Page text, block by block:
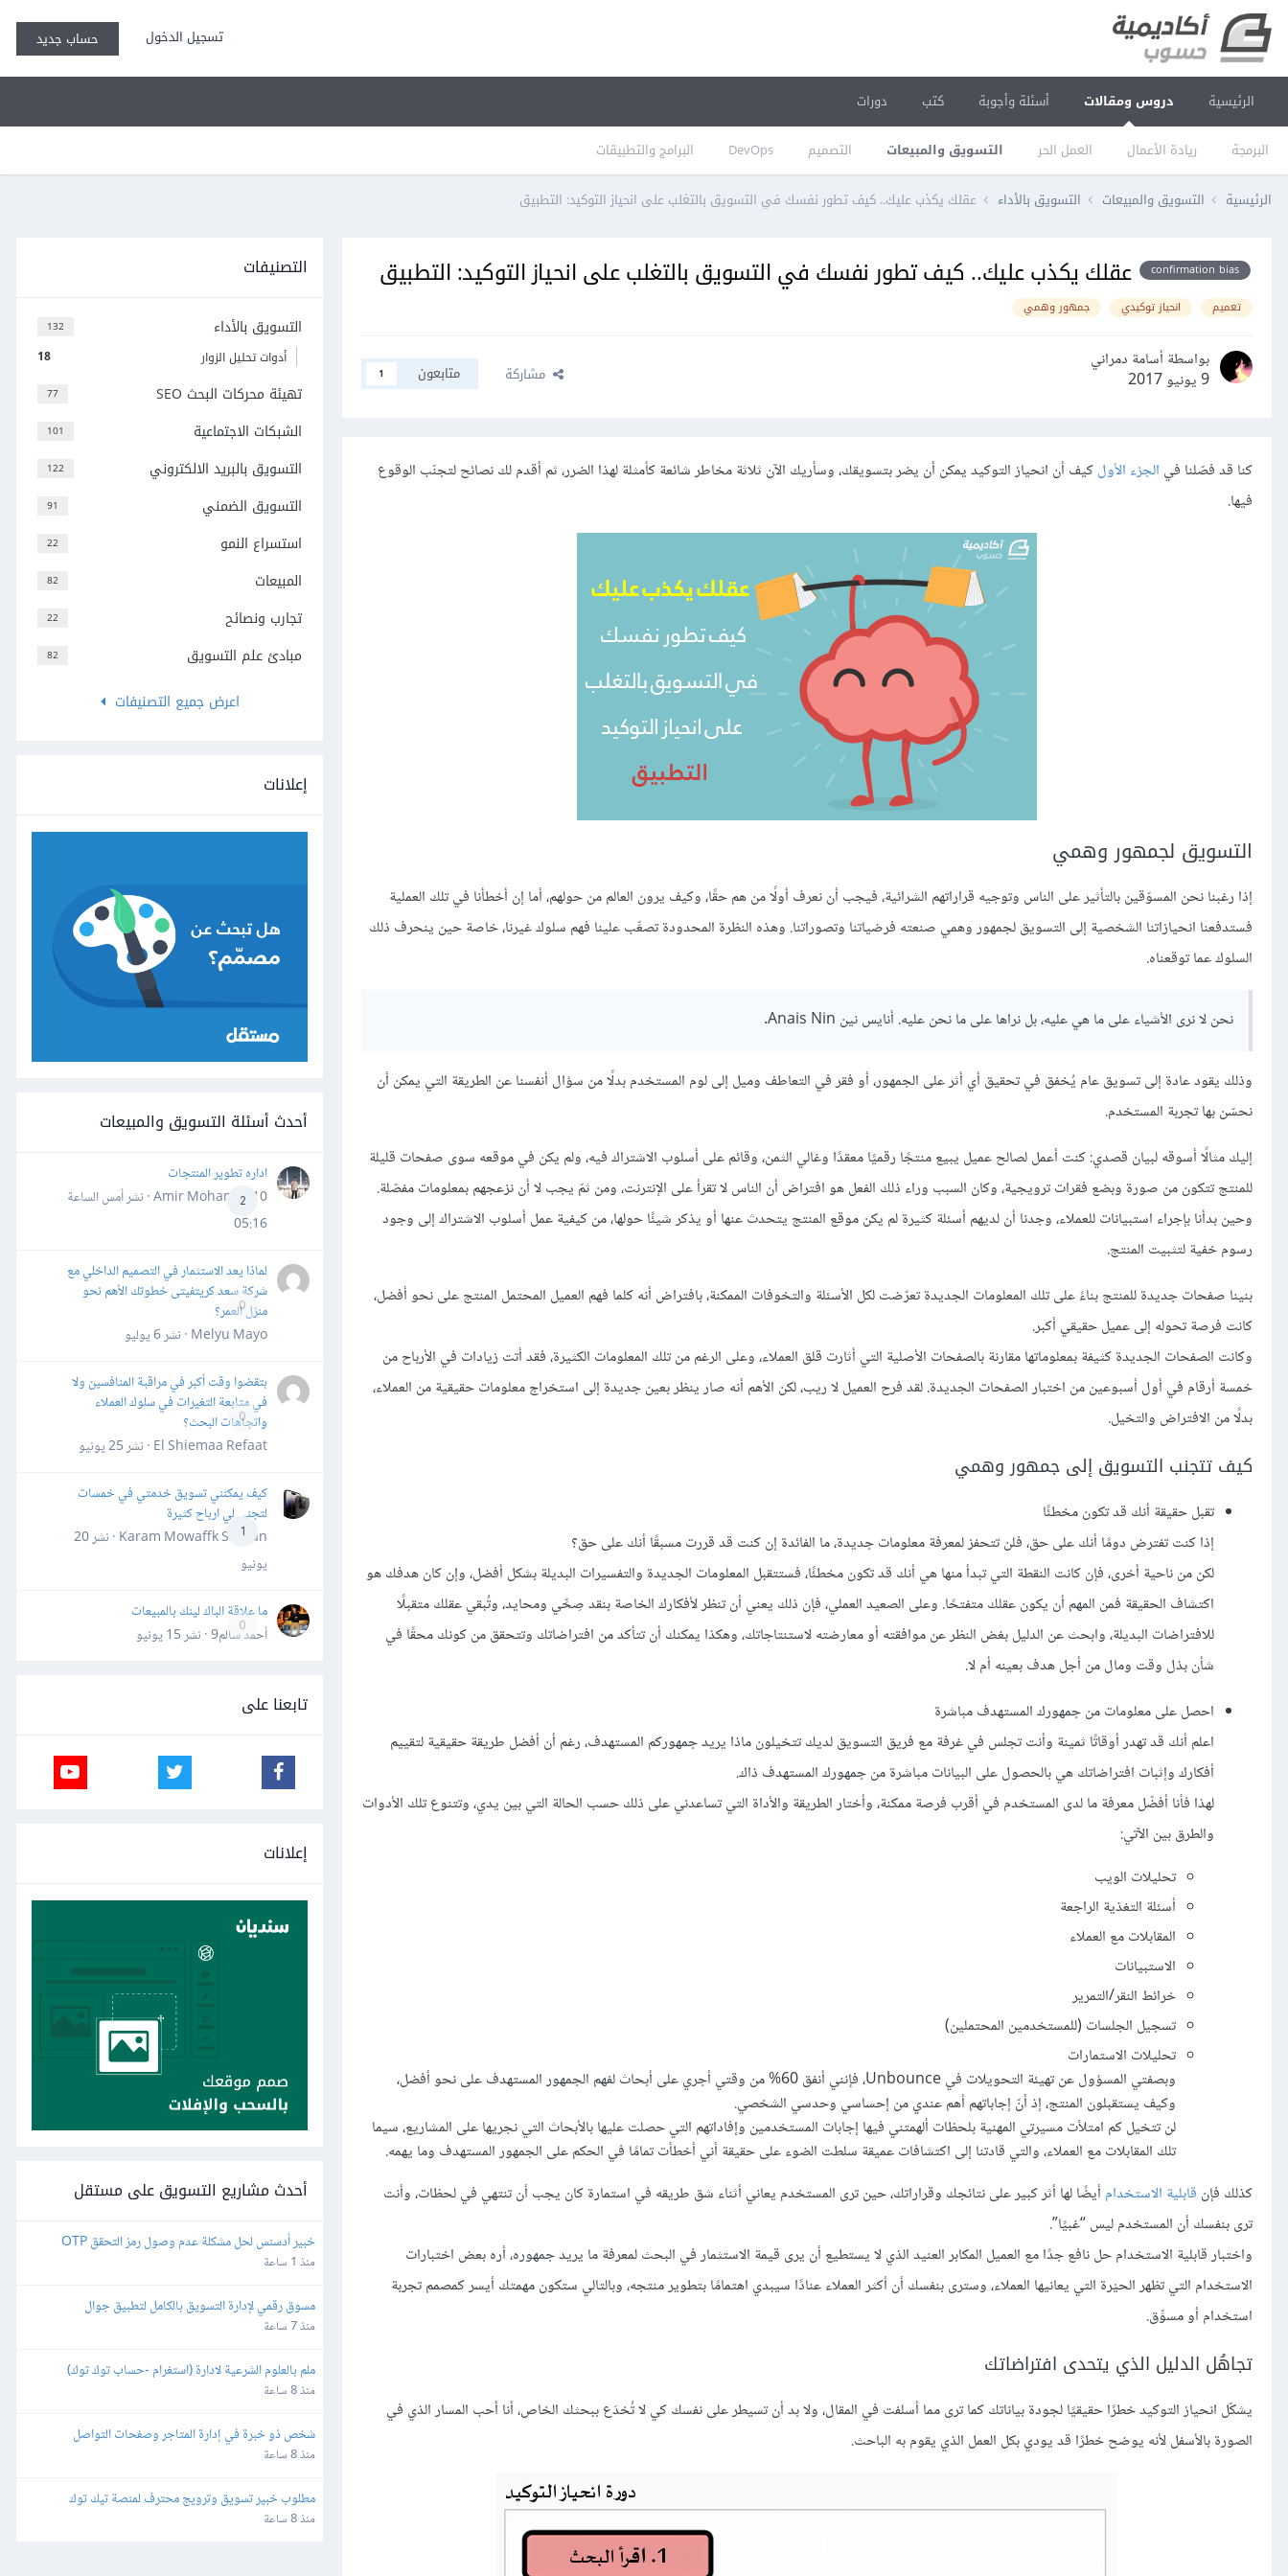
تسجيل الدخول حساب جديد
الرئيسية دروس ومقالات
البرمجة ريادة الأعمال العمل الحر التسويق والمبيعات التصميم DevOps البرامج والتطبيقات
أسئلة وأجوبة كتب دورات
الرئيسية التسويق والمبيعات التسويق بالأداء عقلك يكذب عليك.. كيف تطور نفسك في التسويق بالتغلب على انحياز التوكيد: التطبيق
confirmation bias عقلك يكذب عليك.. كيف تطور نفسك في التسويق بالتغلب على انحياز التوكيد: التطبيق
تعميم انحياز توكيدي جمهور وهمي
بواسطة أسامة دمراني
9 يونيو 2017
مشاركة متابعون 1
كنا قد فصّلنا في الجزء الأولكيف أن انحياز التوكيد يمكن أن يضر بتسويقك، وسأريك الآن ثلاثة مخاطر شائعة كأمثلة لهذا الضرر، ثم أقدم لك نصائح لتجنّب الوقوع
فيها.
التسويق لجمهور وهمي
إذا رغبنا نحن المسوّقين بالتأثير على الناس وتوجيه قراراتهم الشرائية، فيجب أن نعرف أولًا من هم حقًا، وكيف يرون العالم من حولهم، أما إن أخطأنا في تلك العملية
فستدفعنا انحيازاتنا الشخصية إلى التسويق لجمهور وهمي صنعته فرضياتنا وتصوراتنا. وهذه النظرة المحدودة تصعِّب علينا فهم سلوك غيرنا، خاصة حين ينحرف ذلك
السلوك عما توقعناه.
نحن لا نرى الأشياء على ما هي عليه، بل نراها على ما نحن عليه. أنايس نين Anais Nin.
وذلك يقود عادة إلى تسويق عام يُخفق في تحقيق أي أثر على الجمهور، أو فقر في التعاطف وميل إلى لوم المستخدم بدلًا من سؤال أنفسنا عن الطريقة التي يمكن أن
نحسّن بها تجربة المستخدم.
إليك مثالًا أسوقه لبيان قصدي: كنت أعمل لصالح عميل يبيع منتجًا رقميًا معقدًا وغالي الثمن، وقائم على أسلوب الاشتراك فيه، ولم يكن في موقعه سوى صفحات قليلة
للمنتج تتكون من صورة وبضع فقرات ترويجية، وكان السبب وراء ذلك الفعل هو افتراض أن الناس لا تقرأ على الإنترنت، ومن ثمّ يجب لا أن نزعجهم بمعلومات مفصّلة.
وحين بدأنا بإجراء استبيانات للعملاء، وجدنا أن لديهم أسئلة كثيرة لم يكن موقع المنتج يتحدث عنها أو يذكر شيئًا حولها، من كيفية عمل أسلوب الاشتراك إلى وجود
رسوم خفية لتثبيت المنتج.
بنينا صفحات جديدة للمنتج بناءً على تلك المعلومات الجديدة تعرّضت لكل الأسئلة والتخوفات الممكنة، بافتراض أنه كلما فهم العميل المحتمل المنتج على نحو أفضل،
كانت فرصة تحوله إلى عميل حقيقي أكبر.
وكانت الصفحات الجديدة كثيفة بمعلوماتها مقارنة بالصفحات الأصلية التي أثارت قلق العملاء، وعلى الرغم من تلك المعلومات الكثيرة، فقد أتت زيادات في الأرباح من
خمسة أرقام في أول أسبوعين من اختبار الصفحات الجديدة. لقد فرح العميل لا ريب، لكن الأهم أنه صار ينظر بعين جديدة إلى استخراج معلومات حقيقية من العملاء،
بدلًا من الافتراض والتخيل.
كيف تتجنب التسويق إلى جمهور وهمي
تقبل حقيقة أنك قد تكون مخطئًا
إذا كنت تفترض دومًا أنك على حق، فلن تتحفز لمعرفة معلومات جديدة، ما الفائدة إن كنت قد قررت مسبقًا أنك على حق؟
لكن من ناحية أخرى، فإن كانت النقطة التي تبدأ منها هي أنك قد تكون مخطئًا، فستتقبل المعلومات الجديدة والتفسيرات البديلة بشكل أفضل، وإن كان هدفك هو
اكتشاف الحقيقة فمن المهم أن يكون عقلك متفتحًا. وعلى الصعيد العملي، فإن ذلك يعني أن تنظر لأفكارك الخاصة بنقد صِحِّي ومحايد، وتُبقي عقلك متقبلًا
للافتراضات البديلة، وابحث عن الدليل بغض النظر عن موافقته أو معارضته لاستنتاجاتك، وهكذا يمكنك أن تتأكد من افتراضاتك وتتحقق من كونك محقًا في
شأن بذل وقت ومال من أجل هدف بعينه أم لا.
احصل على معلومات من جمهورك المستهدف مباشرة
اعلم أنك قد تهدر أوقاتًا ثمينة وأنت تجلس في غرفة مع فريق التسويق لديك تتخيلون ماذا يريد جمهوركم المستهدف، رغم أن أفضل طريقة حقيقية لتقييم
أفكارك وإثبات افتراضاتك هي بالحصول على البيانات مباشرة من جمهورك المستهدف ذاك.
لهذا فأنا أفضّل معرفة ما لدى المستخدم في أقرب فرصة ممكنة، وأختار الطريقة والأداة التي تساعدني على ذلك حسب الحالة التي بين يدي، وتتنوع تلك الأدوات
والطرق بين الآتي:
تحليلات الويب
أسئلة التغذية الراجعة
المقابلات مع العملاء
الاستبيانات
خرائط النقر/التمرير
تسجيل الجلسات (للمستخدمين المحتملين)
تحليلات الاستمارات
وبصفتي المسؤول عن تهيئة التحويلات في Unbounce، فإنني أنفق 60% من وقتي أجري على أبحاث لفهم الجمهور المستهدف على نحو أفضل،
وكيف يستقبلون المنتج، إذ أنّ إجاباتهم أهم عندي من إحساسي وحدسي الشخصي.
لن تتخيل كم امتلأت مسيرتي المهنية بلحظات ألهمتني فيها إجابات المستخدمين وإفاداتهم التي حصلت عليها بالأبحاث التي نجريها على المشاريع، سيما
تلك المقابلات مع العملاء، والتي قادتنا إلى اكتشافات عميقة سلطت الضوء على حقيقة أني أخطأت تمامًا في الحكم على الجمهور المستهدف وما يهمه.
كذلك فإن قابلية الاستخدام أيضًا لها أثر كبير على نتائجك وقراراتك، حين ترى المستخدم يعاني أثناء شق طريقه في استمارة كان يجب أن تنتهي في لحظات، وأنت
ترى بنفسك أن المستخدم ليس “غبيًا”.
واختبار قابلية الاستخدام حل نافع جدًا مع العميل المكابر العنيد الذي لا يستطيع أن يرى قيمة الاستثمار في البحث لمعرفة ما يريد جمهوره، أره بعض اختبارات
الاستخدام التي تظهر الحيْرة التي يعانيها العملاء، وسترى بنفسك أن أكثر العملاء عنادًا سيبدي اهتمامًا بتطوير منتجه، وبالتالي ستكون مهمتك أيسر كمصمم تجربة
استخدام أو مسوِّق.
تجاهُل الدليل الذي يتحدى افتراضاتك
يشكّل انحياز التوكيد خطرًا حقيقيًا لجودة بياناتك كما ترى مما أسلفت في المقال، ولا بد أن تسيطر على نفسك كي لا تُخدَع ببحثك الخاص، أنا أحب المسار الذي في
الصورة بالأسفل لأنه يوضح خطرًا قد يودي بكل العمل الذي يقوم به الباحث.
التصنيفات
132 التسويق بالأداء
18 أدوات تحليل الزوار
77 تهيئة محركات البحث SEO
101 الشبكات الاجتماعية
122 التسويق بالبريد الالكتروني
91 التسويق الضمني
22 استسراع النمو
82 المبيعات
22 تجارب ونصائح
82
مبادئ علم التسويق
اعرض جميع التصنيفات
إعلانات
أحدث أسئلة التسويق والمبيعات
2
اداره تطوير المنتجات
Amir Mohamed10 · نشر
أمس الساعة
05:16
0
لماذا يعد الاستثمار في التصميم الداخلي مع
شركة سعد كريتفيتى خطوتك الأهم نحو
منزل العمر؟
Melyu Mayo · نشر
6 يوليو
0
بتقضوا وقت أكبر في مراقبة المنافسين ولا
في متابعة التغيرات في سلوك العملاء
واتجاهات البحث؟
El Shiemaa Refaat · نشر
25 يونيو
1
كيف يمكنني تسويق خدمتي في خمسات
لتجني لي ارباح كثيرة
Karam Mowaffk Sarhan · نشر
20
يونيو
0
ما علاقة الباك لينك بالمبيعات
أحمد سالم9 · نشر
15 يونيو
تابعنا على
إعلانات
أحدث مشاريع التسويق على مستقل
خبير أدسنس لحل مشكلة عدم وصول رمز التحقق OTP
منذ 1 ساعة
مسوق رقمي لإدارة التسويق بالكامل لتطبيق جوال
منذ 7 ساعة
ملم بالعلوم الشرعية لادارة (استغرام -حساب توك توك)
منذ 8 ساعة
الإجتماعي
منذ 8 ساعة
(TikTok ads)منذ 8 ساعة